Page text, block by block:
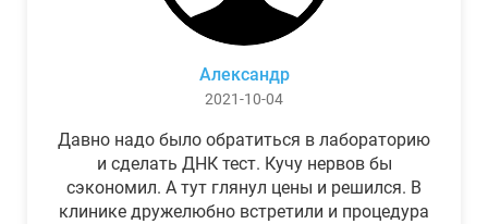
Александр
2021-10-04
Давно надо было обратиться в лабораторию
и сделать ДНК тест. Кучу нервов бы
сэкономил. А тут глянул цены и решился. В
клинике дружелюбно встретили и процедура